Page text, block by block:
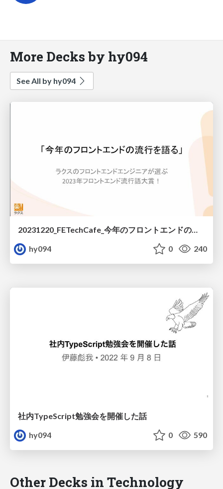
More Decks by hy094
See All by hy094
20231220_FETechCafe_今年のフロントエンドの流行を語る
hy094
0 240
社内TypeScript勉強会を開催した話
hy094
0 590
Other Decks in Technology